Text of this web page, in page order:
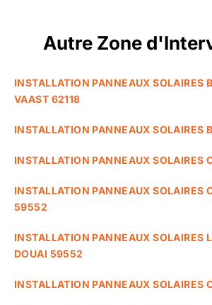
Autre Zone
INSTALLATION PANNEAUX SOLAIRES
VAAST 62118
INSTALLATION PANNEAUX SOLAIRES
INSTALLATION PANNEAUX SOLAIRES
INSTALLATION PANNEAUX SOLAIRES
59552
INSTALLATION PANNEAUX SOLAIRES
DOUAI 59552
INSTALLATION PANNEAUX SOLAIRES